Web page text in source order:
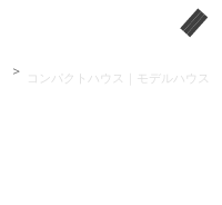
コンパクトハウス｜モデルハウス